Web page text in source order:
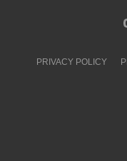
PRIVACY POLICY